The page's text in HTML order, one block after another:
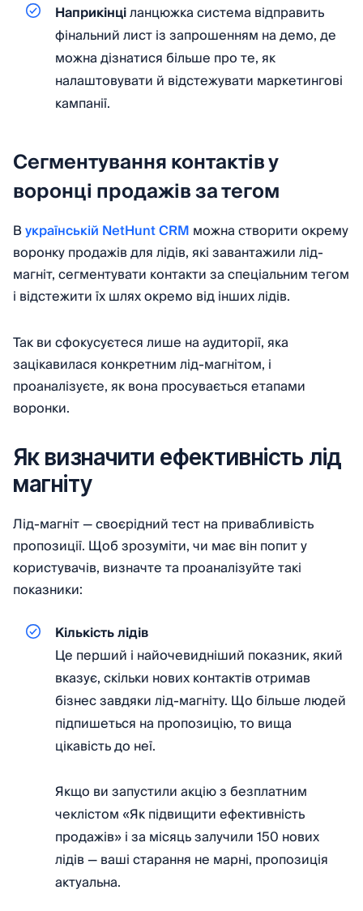
Наприкінціланцюжка система відправить
фінальний лист із запрошенням на демо, де
можна дізнатися більше про те, як
налаштовувати й відстежувати маркетингові
кампанії.
Сегментування контактів у
воронці продажів за тегом
Вукраїнській NetHunt CRM можна створити окрему
воронку продажів для лідів, які завантажили лід-
магніт, сегментувати контакти за спеціальним тегом
і відстежити їх шлях окремо від інших лідів.
Так ви сфокусуєтеся лише на аудиторії, яка
зацікавилася конкретним лід-магнітом, і
проаналізуєте, як вона просувається етапами
воронки.
Як визначити ефективність лід
магніту
Лід-магніт — своєрідний тест на привабливість
пропозиції. Щоб зрозуміти, чи має він попит у
користувачів, визначте та проаналізуйте такі
показники:
Кількість лідів
Це перший і найочевидніший показник, який
вказує, скільки нових контактів отримав
бізнес завдяки лід-магніту. Що більше людей
підпишеться на пропозицію, то вища
цікавість до неї.
Якщо ви запустили акцію з безплатним
чеклістом «Як підвищити ефективність
продажів» і за місяць залучили 150 нових
лідів — ваші старання не марні, пропозиція
актуальна.